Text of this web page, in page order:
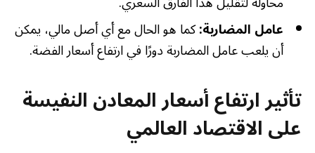
عامل المضاربة:كما هو الحال مع أي أصل مالي، يمكن
أن يلعب عامل المضاربة دورًا في ارتفاع أسعار الفضة.
تأثير ارتفاع أسعار المعادن النفيسة
على الاقتصاد العالمي